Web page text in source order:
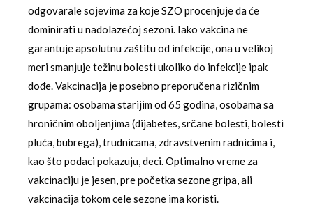
odgovarale sojevima za koje SZO procenjuje da će
dominirati u nadolazećoj sezoni. Iako vakcina ne
garantuje apsolutnu zaštitu od infekcije, ona u velikoj
meri smanjuje težinu bolesti ukoliko do infekcije ipak
dođe. Vakcinacija je posebno preporučena rizičnim
grupama: osobama starijim od 65 godina, osobama sa
hroničnim oboljenjima (dijabetes, srčane bolesti, bolesti
pluća, bubrega), trudnicama, zdravstvenim radnicima i,
kao što podaci pokazuju, deci. Optimalno vreme za
vakcinaciju je jesen, pre početka sezone gripa, ali
vakcinacija tokom cele sezone ima koristi.